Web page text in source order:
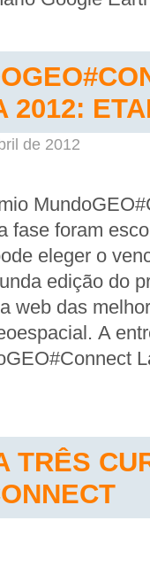
2012:
de 2012
fase foram
eleger o
edição do
web das
A
TRÊS